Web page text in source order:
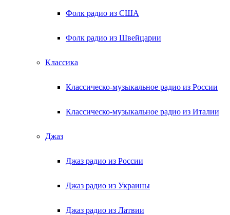
Фолк радио из США
Фолк радио из Швейцарии
Классика
Классическо-музыкальное радио из России
Классическо-музыкальное радио из Италии
Джаз
Джаз радио из России
Джаз радио из Украины
Джаз радио из Латвии